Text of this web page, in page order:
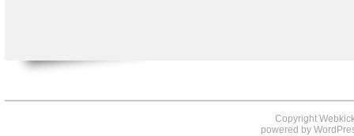
Copyright
powered by